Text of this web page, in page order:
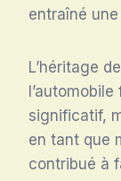
entraîné
L’héritage
significatif,
en tant que
contribué à